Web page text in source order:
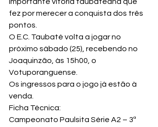
fez por merecer a conquista dos três
pontos.
O E.C. Taubaté volta a jogar no
próximo sábado (25), recebendo no
Joaquinzão, às 15h00, o
Votuporanguense.
Os ingressos para o jogo já estão à
venda.
Ficha Técnica:
Campeonato Paulsita Série A2 – 3ª